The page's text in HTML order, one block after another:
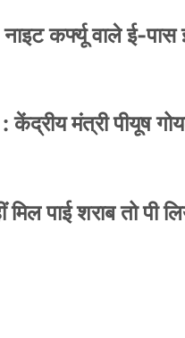
कर्फ्यू वाले ई-
मंत्री पीयूष
पाई शराब तो पी